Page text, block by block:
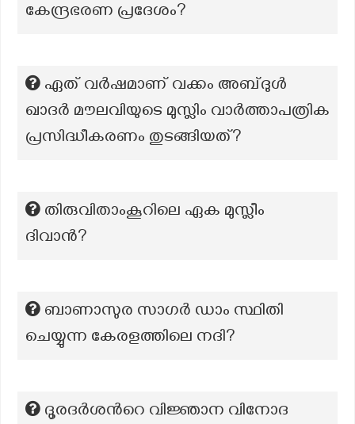
കേന്ദ്രഭരണ പ്രദേശം?
ഏത് വർഷമാണ് വക്കം അബ്ദുൾ
ഖാദർ മൗലവിയുടെ മുസ്ലിം വാർത്താപത്രിക
പ്രസിദ്ധീകരണം തുടങ്ങിയത്?
തിരുവിതാംകൂറിലെ ഏക മുസ്ലീം
ദിവാൻ?
ബാണാസുര സാഗർ ഡാം സ്ഥിതി
ചെയ്യുന്ന കേരളത്തിലെ നദി?
ദൂരദര്‍ശന്‍റെ വിജ്ഞാന വിനോദ